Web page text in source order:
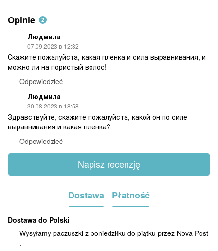
Opinie 2
Людмила
07.09.2023 в 12:32
Скажите пожалуйста, какая пленка и сила выравнивания, и
можно ли на пористый волос!
Odpowiedzieć
Людмила
30.08.2023 в 18:58
Здравствуйте, скажите пожалуйста, какой он по силе
выравнивания и какая пленка?
Odpowiedzieć
Napisz recenzję
Dostawa Płatność
Dostawa do Polski
Wysyłamy paczuszki z poniedziłku do piątku przez Nova Post
.